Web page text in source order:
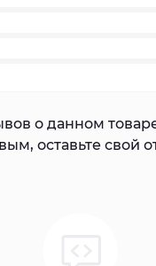
о данном
оставьте свой